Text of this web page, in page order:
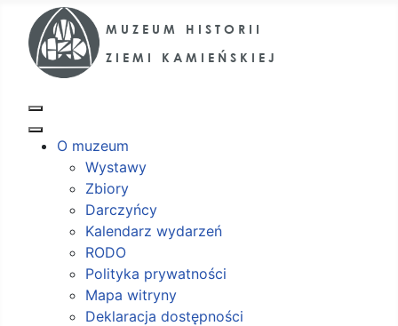
O muzeum
Wystawy
Zbiory
Darczyńcy
Kalendarz wydarzeń
RODO
Polityka prywatności
Mapa witryny
Deklaracja dostępności